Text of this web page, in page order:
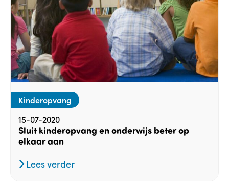
Kinderopvang
15-07-2020
Sluit kinderopvang en onderwijs beter op
elkaar aan
Lees verder